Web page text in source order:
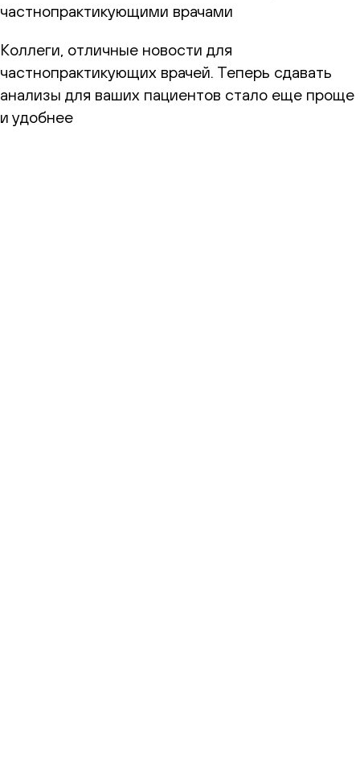
частнопрактикующими врачами
Коллеги, отличные новости для
частнопрактикующих врачей. Теперь сдавать
анализы для ваших пациентов стало еще проще
и удобнее